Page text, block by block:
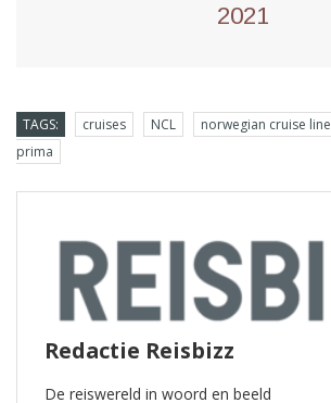
2021
TAGS: cruises NCL norwegian cruise line
prima
Redactie Reisbizz
De reiswereld in woord en beeld